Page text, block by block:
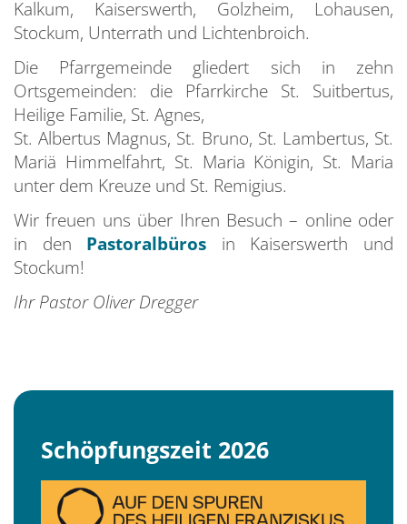
Kalkum, Kaiserswerth, Golzheim, Lohausen,
Stockum, Unterrath und Lichtenbroich.
Die Pfarrgemeinde gliedert sich in zehn
Ortsgemeinden: die Pfarrkirche St. Suitbertus,
Heilige Familie, St. Agnes,
St. Albertus Magnus, St. Bruno, St. Lambertus, St.
Mariä Himmelfahrt, St. Maria Königin, St. Maria
unter dem Kreuze und St. Remigius.
Wir freuen uns über Ihren Besuch – online oder
in den Pastoralbüros in Kaiserswerth und
Stockum!
Ihr Pastor Oliver Dregger
Schöpfungszeit 2026